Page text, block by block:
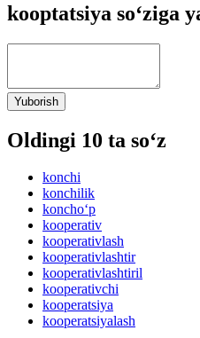
kooptatsiya so‘ziga
Yuborish
Oldingi 10 ta so‘z
konchi
konchilik
koncho‘p
kooperativ
kooperativlash
kooperativlashtir
kooperativlashtiril
kooperativchi
kooperatsiya
kooperatsiyalash